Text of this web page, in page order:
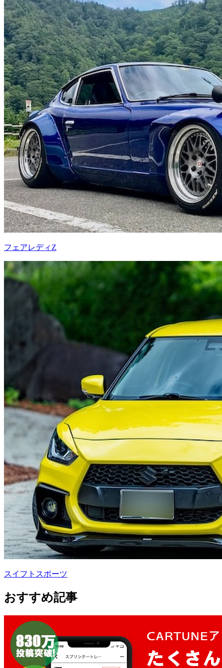
フェアレディZ
スイフトスポーツ
おすすめ記事